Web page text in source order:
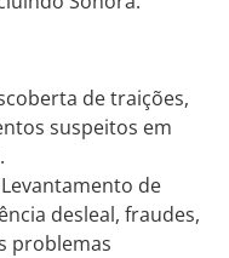
de traições,
suspeitos em
Levantamento de
desleal, fraudes,
problemas